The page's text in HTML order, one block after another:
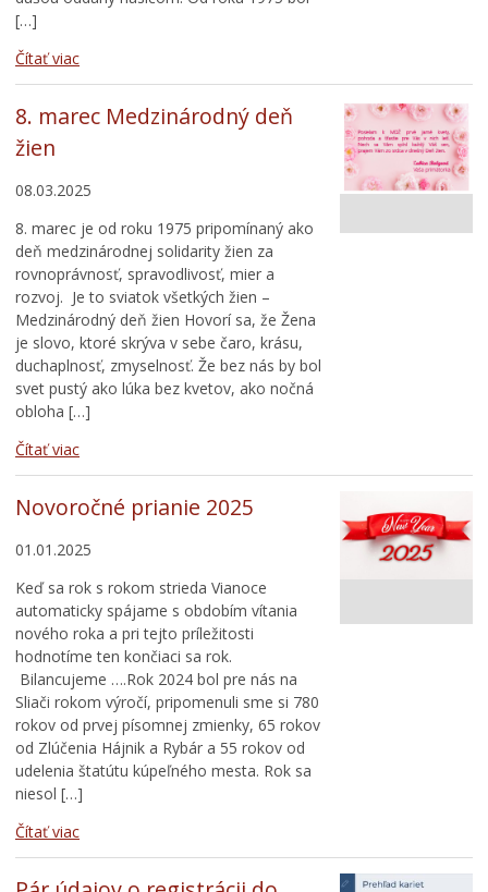
[…]
Čítať viac
8. marec Medzinárodný deň
žien
08.03.2025
8. marec je od roku 1975 pripomínaný ako
deň medzinárodnej solidarity žien za
rovnoprávnosť, spravodlivosť, mier a
rozvoj. Je to sviatok všetkých žien –
Medzinárodný deň žien Hovorí sa, že Žena
je slovo, ktoré skrýva v sebe čaro, krásu,
duchaplnosť, zmyselnosť. Že bez nás by bol
svet pustý ako lúka bez kvetov, ako nočná
obloha […]
Čítať viac
Novoročné prianie 2025
01.01.2025
Keď sa rok s rokom strieda Vianoce
automaticky spájame s obdobím vítania
nového roka a pri tejto príležitosti
hodnotíme ten končiaci sa rok.
Bilancujeme ….Rok 2024 bol pre nás na
Sliači rokom výročí, pripomenuli sme si 780
rokov od prvej písomnej zmienky, 65 rokov
od Zlúčenia Hájnik a Rybár a 55 rokov od
udelenia štatútu kúpeľného mesta. Rok sa
niesol […]
Čítať viac